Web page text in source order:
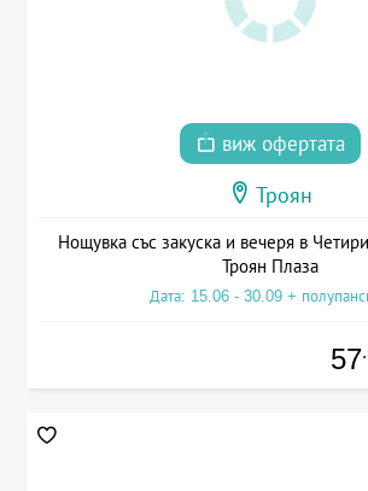
виж офертата
Троян
Нощувка със закуска и вечеря в
Троян Плаза
Дата: 15.06 - 30.09 +
57